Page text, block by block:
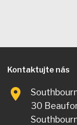
Kontaktujte nás
30